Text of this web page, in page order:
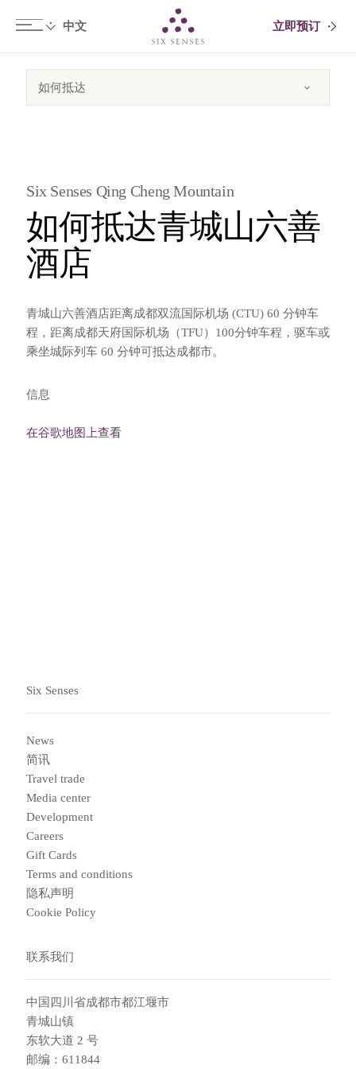
立即预订
Six Senses Qing Cheng Mountain
如何抵达青城山六善
酒店
青城山六善酒店距离成都双流国际机场 (CTU) 60 分钟车
程，距离成都天府国际机场（TFU）100分钟车程，驱车或
乘坐城际列车 60 分钟可抵达成都市。
信息
在谷歌地图上查看
Six Senses
News
简讯
Travel trade
Media center
Development
Careers
Gift Cards
Terms and conditions
隐私声明
Cookie Policy
联系我们
中国四川省成都市都江堰市
青城山镇
东软大道 2 号
邮编：611844